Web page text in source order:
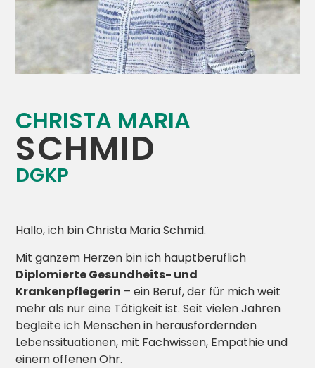
CHRISTA MARIA
SCHMID
DGKP
Hallo, ich bin Christa Maria Schmid.
Mit ganzem Herzen bin ich hauptberuflich
Diplomierte Gesundheits- und
Krankenpflegerin – ein Beruf, der für mich weit
mehr als nur eine Tätigkeit ist. Seit vielen Jahren
begleite ich Menschen in herausfordernden
Lebenssituationen, mit Fachwissen, Empathie und
einem offenen Ohr.